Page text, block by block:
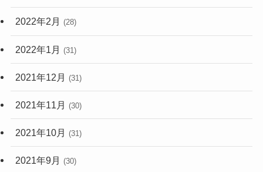
2022年2月 (28)
2022年1月 (31)
2021年12月 (31)
2021年11月 (30)
2021年10月 (31)
2021年9月 (30)